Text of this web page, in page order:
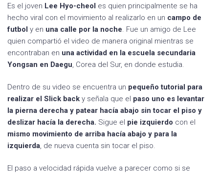
Es el joven Lee Hyo-cheol es quien principalmente se ha
hecho viral con el movimiento al realizarlo en un campo de
futbol y en una calle por la noche. Fue un amigo de Lee
quien compartió el video de manera original mientras se
encontraban en una actividad en la escuela secundaria
Yongsan en Daegu, Corea del Sur, en donde estudia.
Dentro de su video se encuentra un pequeño tutorial para
realizar el Slick back y señala que el paso uno es levantar
la pierna derecha y patear hacía abajo sin tocar el piso y
deslizar hacía la derecha. Sigue el pie izquierdo con el
mismo movimiento de arriba hacía abajo y para la
izquierda, de nueva cuenta sin tocar el piso.
El paso a velocidad rápida vuelve a parecer como si se